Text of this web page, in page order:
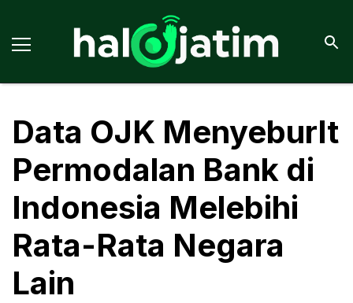
Data OJK Menyeburlt
Permodalan Bank di
Indonesia Melebihi
Rata-Rata Negara
Lain